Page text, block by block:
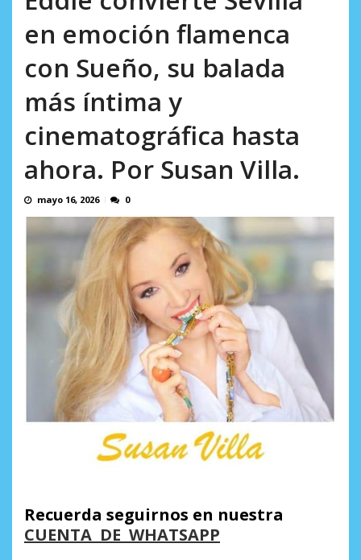
en emoción flamenca
con Sueño, su balada
más íntima y
cinematográfica hasta
ahora. Por Susan Villa.
mayo 16, 2026 0
Recuerda seguirnos en nuestra
CUENTA DE WHATSAPP